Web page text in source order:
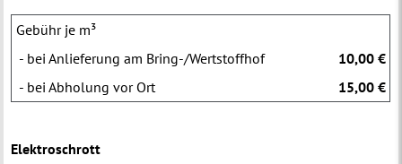
Gebühr je m³
- bei Anlieferung am Bring-/Wertstoffhof
10,00 €
- bei Abholung vor Ort
15,00 €
Elektroschrott